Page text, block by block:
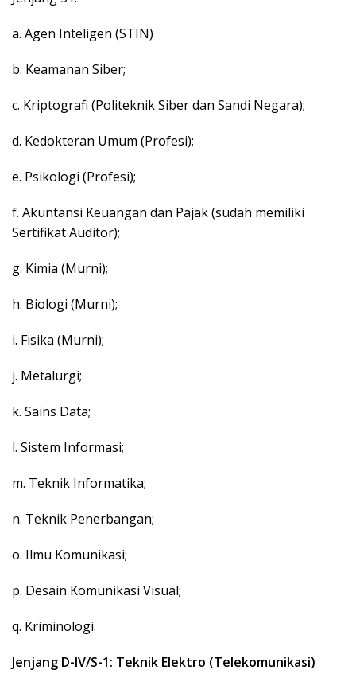
a. Agen Inteligen (STIN)
b. Keamanan Siber;
c. Kriptografi (Politeknik Siber dan Sandi Negara);
d. Kedokteran Umum (Profesi);
e. Psikologi (Profesi);
f. Akuntansi Keuangan dan Pajak (sudah memiliki
Sertifikat Auditor);
g. Kimia (Murni);
h. Biologi (Murni);
i. Fisika (Murni);
j. Metalurgi;
k. Sains Data;
l. Sistem Informasi;
m. Teknik Informatika;
n. Teknik Penerbangan;
o. Ilmu Komunikasi;
p. Desain Komunikasi Visual;
q. Kriminologi.
Jenjang D-IV/S-1: Teknik Elektro (Telekomunikasi)